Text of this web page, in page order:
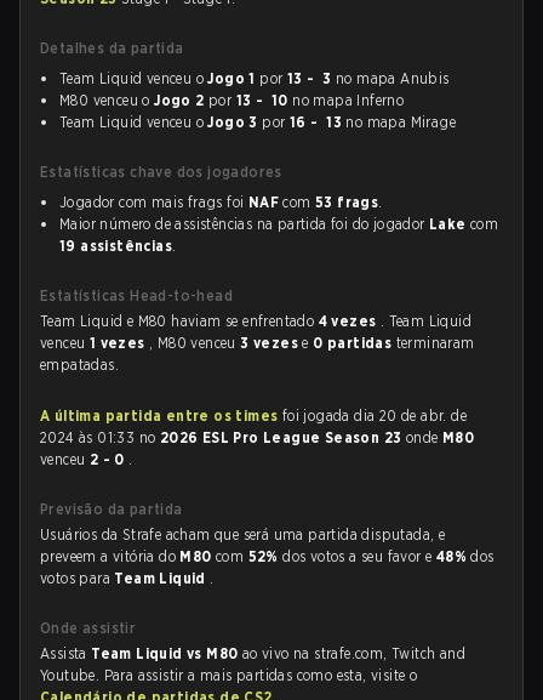
Detalhes da partida
Team Liquid venceu oJogo 1 por 13 - 3 no mapa Anubis
M80 venceu oJogo 2 por 13 - 10 no mapa Inferno
Team Liquid venceu oJogo 3 por 16 - 13 no mapa Mirage
Estatísticas chave dos jogadores
Jogador com mais frags foi NAF com53 frags.
Maior número de assistências na partida foi do jogador Lake com
19 assistências.
Estatísticas Head-to-head
Team Liquid e M80 haviam se enfrentado 4 vezes . Team Liquid
venceu 1 vezes , M80 venceu3 vezese 0 partidas terminaram
empatadas.
A última partida entre os times foi jogada dia 20 de abr. de
2024 às 01:33 no 2026 ESL Pro League Season 23 onde M80
venceu 2 - 0 .
Previsão da partida
Usuários da Strafe acham que será uma partida disputada, e
preveem a vitória do M80com 52%dos votos a seu favor e 48%dos
votos para Team Liquid .
Onde assistir
Assista Team Liquid vs M80 ao vivo na strafe.com, Twitch and
Youtube. Para assistir a mais partidas como esta, visite o